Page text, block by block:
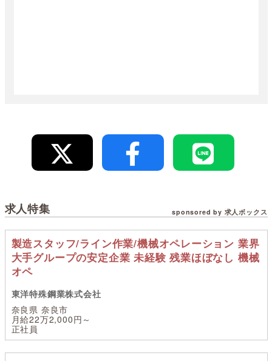
求人特集 sponsored by 求人ボックス
製造スタッフ/ライン作業/機械オペレーション 業界
大手グループの安定企業 未経験 残業ほぼなし 機械
オペ
東洋特殊鋼業株式会社
奈良県 奈良市
月給22万2,000円～
正社員